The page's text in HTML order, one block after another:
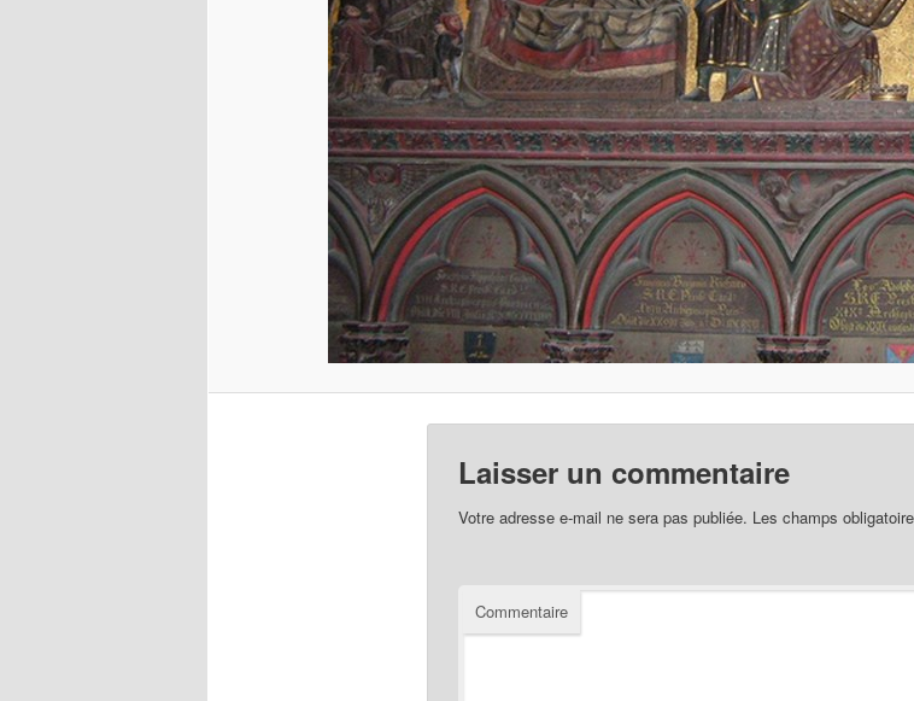
Laisser un commentaire
Votre adresse e-mail ne sera pas publiée. Les champs
Commentaire